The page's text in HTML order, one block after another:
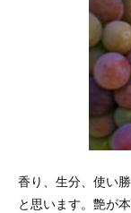
香り、生分、使い
と思います。艶が